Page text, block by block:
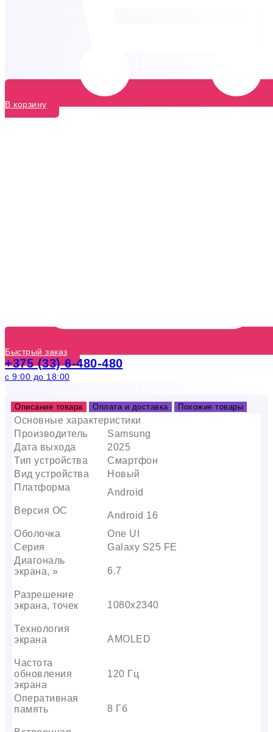
В корзину
Быстрый заказ
+375 (33) 6-480-480
с 9:00 до 18:00
Описание товара Оплата и доставка Похожие товары
Основные характеристики
Производитель
Samsung
Дата выхода
2025
Тип устройства
Смартфон
Вид устройства
Новый
Платформа
Android
Версия ОС
Android 16
Оболочка
One UI
Серия
Galaxy S25 FE
Диагональ
экрана, »
6.7
Разрешение
экрана, точек
1080х2340
Технология
экрана
AMOLED
Частота
обновления
экрана
120 Гц
Оперативная
память
8 Гб